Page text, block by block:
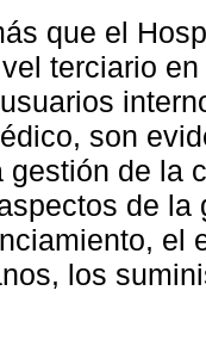
que el
terciario
son
gestión de la
de
el
los